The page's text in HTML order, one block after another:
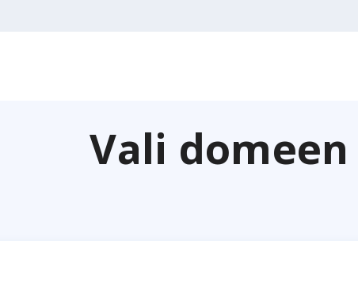
Vali domeen